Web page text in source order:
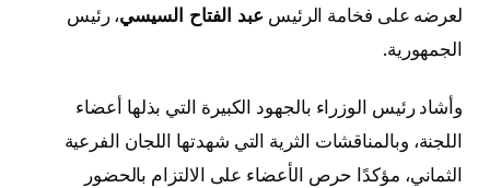
لعرضه على فخامة الرئيسعبد الفتاح السيسي، رئيس
الجمهورية.
وأشاد رئيس الوزراء بالجهود الكبيرة التي بذلها أعضاء
اللجنة، وبالمناقشات الثرية التي شهدتها اللجان الفرعية
الثماني، مؤكدًا حرص الأعضاء على الالتزام بالحضور